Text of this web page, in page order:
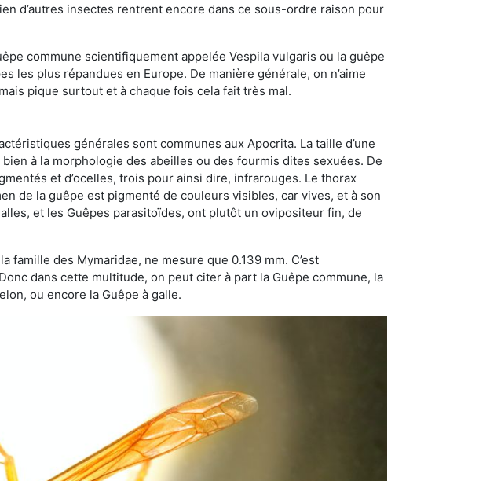
d’autres insectes rentrent encore dans ce sous-ordre raison pour
commune scientifiquement appelée Vespila vulgaris ou la guêpe
les plus répandues en Europe. De manière générale, on n’aime
pique surtout et à chaque fois cela fait très mal.
générales sont communes aux Apocrita. La taille d’une
à la morphologie des abeilles ou des fourmis dites sexuées. De
et d’ocelles, trois pour ainsi dire, infrarouges. Le thorax
de la guêpe est pigmenté de couleurs visibles, car vives, et à son
et les Guêpes parasitoïdes, ont plutôt un ovipositeur fin, de
des Mymaridae, ne mesure que 0.139 mm. C’est
dans cette multitude, on peut citer à part la Guêpe commune, la
ou encore la Guêpe à galle.